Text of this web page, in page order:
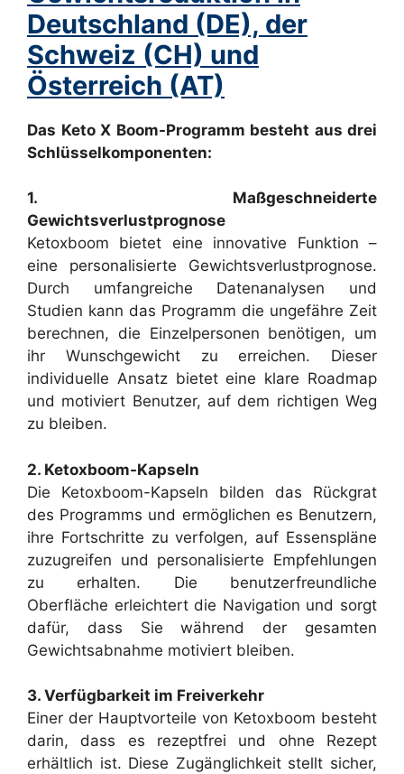
Deutschland (DE), der
Schweiz (CH) und
Österreich (AT)
Das Keto X Boom-Programm besteht aus drei
Schlüsselkomponenten:
1. Maßgeschneiderte
Gewichtsverlustprognose
Ketoxboom bietet eine innovative Funktion –
eine personalisierte Gewichtsverlustprognose.
Durch umfangreiche Datenanalysen und
Studien kann das Programm die ungefähre Zeit
berechnen, die Einzelpersonen benötigen, um
ihr Wunschgewicht zu erreichen. Dieser
individuelle Ansatz bietet eine klare Roadmap
und motiviert Benutzer, auf dem richtigen Weg
zu bleiben.
2. Ketoxboom-Kapseln
Die Ketoxboom-Kapseln bilden das Rückgrat
des Programms und ermöglichen es Benutzern,
ihre Fortschritte zu verfolgen, auf Essenspläne
zuzugreifen und personalisierte Empfehlungen
zu erhalten. Die benutzerfreundliche
Oberfläche erleichtert die Navigation und sorgt
dafür, dass Sie während der gesamten
Gewichtsabnahme motiviert bleiben.
3. Verfügbarkeit im Freiverkehr
Einer der Hauptvorteile von Ketoxboom besteht
darin, dass es rezeptfrei und ohne Rezept
erhältlich ist. Diese Zugänglichkeit stellt sicher,